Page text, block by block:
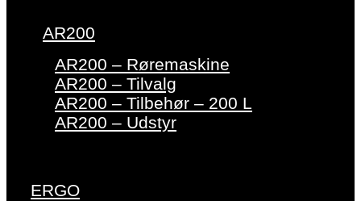
AR200
AR200 – Røremaskine
AR200 – Tilvalg
AR200 – Tilbehør – 200 L
AR200 – Udstyr
ERGO